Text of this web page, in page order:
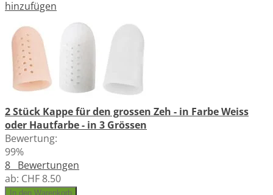
hinzufügen
2 Stück Kappe für den grossen Zeh - in Farbe Weiss
oder Hautfarbe - in 3 Grössen
Bewertung:
99%
8 Bewertungen
ab: CHF 8.50
In den Warenkorb